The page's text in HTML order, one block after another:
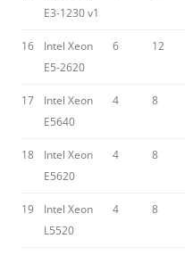
E3-1230 v1
16
Intel Xeon
E5-2620
6 12
17
Intel Xeon
E5640
4 8
18
Intel Xeon
E5620
4 8
19
Intel Xeon
L5520
4 8